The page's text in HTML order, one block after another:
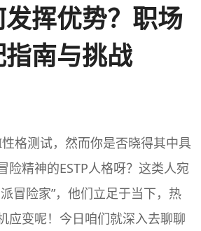
挥优势？职场
南与挑战
格测试，然而你是否晓得其中具
险精神的ESTP人格呀？这类人宛
冒险家”，他们立足于当下，热
应变呢！今日咱们就深入去聊聊